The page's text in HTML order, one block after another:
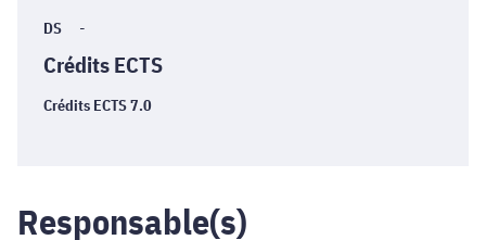
DS -
Crédits ECTS
Crédits ECTS 7.0
Responsable(s)